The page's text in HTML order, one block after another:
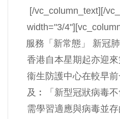
[/vc_column_text][/
width="3/
服務「新常態」 新冠
香港自本星期起亦迎
衞生防護中心在較早
及︰「新型冠狀病毒
需學習適應與病毒並